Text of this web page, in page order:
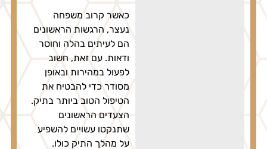
כאשר קרוב משפחה
נעצר, הרגשות הראשונים
הם לעיתים בהלה וחוסר
ודאות. עם זאת, חשוב
לפעול במהירות ובאופן
מסודר כדי להבטיח את
הטיפול הטוב ביותר בתיק.
הצעדים הראשונים
שתנקטו עשויים להשפיע
על מהלך התיק כולו.